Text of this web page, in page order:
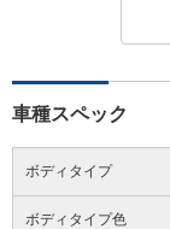
車種スペック
ボディタイプ
ボディタイプ色